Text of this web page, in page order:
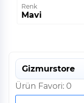
Renk
Mavi
Gizmurstore
Ürün Favori: 0